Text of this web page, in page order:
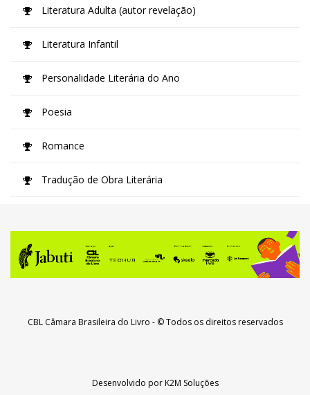
Literatura Adulta (autor revelação)
Literatura Infantil
Personalidade Literária do Ano
Poesia
Romance
Tradução de Obra Literária
CBL Câmara Brasileira do Livro - © Todos os direitos reservados
Desenvolvido porK2M Soluções